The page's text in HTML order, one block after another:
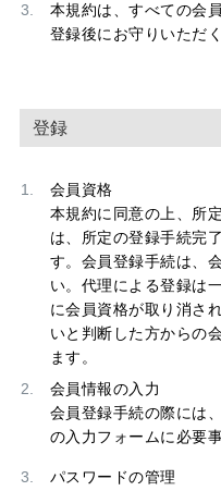
本規約は、すべての会
登録後にお守りいただ
登録
会員資格
本規約に同意の上、所
は、所定の登録手続完
す。会員登録手続は、
い。代理による登録は
に会員資格が取り消さ
いと判断した方からの
ます。
会員情報の入力
会員登録手続の際には
の入力フォームに必要
パスワードの管理